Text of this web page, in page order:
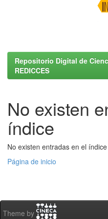
Repositorio Digital de
REDICCES
No existen
índice
No existen entradas en el
Página de inicio
Theme by